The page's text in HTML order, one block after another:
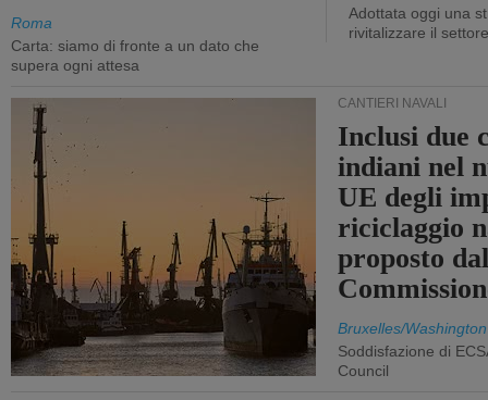
Roma
Carta: siamo di fronte a un dato che
supera ogni attesa
Adottata oggi una
rivitalizzare il settore
CANTIERI NAVALI
Inclusi due
indiani nel
UE degli
riciclaggio
proposto
Bruxelles/Washington
Soddisfazione di
Council